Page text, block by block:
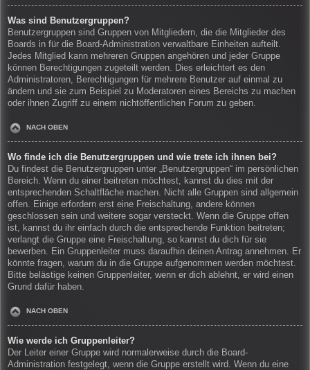
Was sind Benutzergruppen?
Benutzergruppen sind Gruppen von Mitgliedern, die die Mitglieder des
Boards in für die Board-Administration verwaltbare Einheiten aufteilt.
Jedes Mitglied kann mehreren Gruppen angehören und jeder Gruppe
können Berechtigungen zugeteilt werden. Dies erleichtert es den
Administratoren, Berechtigungen für mehrere Benutzer auf einmal zu
ändern und sie zum Beispiel zu Moderatoren eines Bereichs zu machen
oder ihnen Zugriff zu einem nichtöffentlichen Forum zu geben.
NACH OBEN
Wo finde ich die Benutzergruppen und wie trete ich ihnen bei?
Du findest die Benutzergruppen unter „Benutzergruppen“ im persönlichen
Bereich. Wenn du einer beitreten möchtest, kannst du dies mit der
entsprechenden Schaltfläche machen. Nicht alle Gruppen sind allgemein
offen. Einige erfordern erst eine Freischaltung, andere können
geschlossen sein und weitere sogar versteckt. Wenn die Gruppe offen
ist, kannst du ihr einfach durch die entsprechende Funktion beitreten;
verlangt die Gruppe eine Freischaltung, so kannst du dich für sie
bewerben. Ein Gruppenleiter muss daraufhin deinen Antrag annehmen. Er
könnte fragen, warum du in die Gruppe aufgenommen werden möchtest.
Bitte belästige keinen Gruppenleiter, wenn er dich ablehnt, er wird einen
Grund dafür haben.
NACH OBEN
Wie werde ich Gruppenleiter?
Der Leiter einer Gruppe wird normalerweise durch die Board-
Administration festgelegt, wenn die Gruppe erstellt wird. Wenn du eine